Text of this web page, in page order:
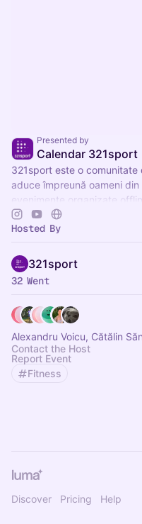
Presented by
Calendar 321sport
321sport este o
aduce împreună oameni
evenimente organizate
Hosted By
321sport
32 Went
Alexandru Voicu, Cătălin
Contact the Host
Report Event
Fitness
Discover Pricing Help